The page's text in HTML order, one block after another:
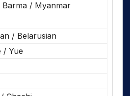
Barma / Myanmar
/ Belarusian
/ Yue